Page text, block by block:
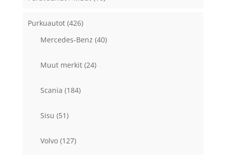
Purkuautot (426)
Mercedes-Benz (40)
Muut merkit (24)
Scania (184)
Sisu (51)
Volvo (127)